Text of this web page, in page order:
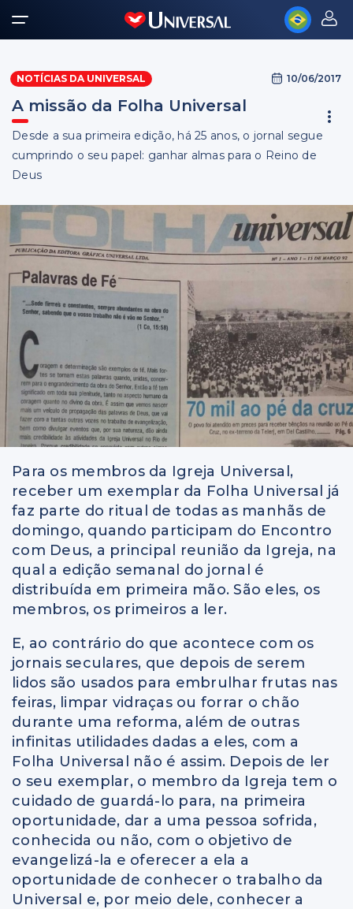
NOTÍCIAS DA UNIVERSAL 10/06/2017
A missão da Folha Universal
Desde a sua primeira edição, há 25 anos, o jornal segue
cumprindo o seu papel: ganhar almas para o Reino de
Deus
Para os membros da Igreja Universal,
receber um exemplar da Folha Universal já
faz parte do ritual de todas as manhãs de
domingo, quando participam do Encontro
com Deus, a principal reunião da Igreja, na
qual a edição semanal do jornal é
distribuída em primeira mão. São eles, os
membros, os primeiros a ler.
E, ao contrário do que acontece com os
jornais seculares, que depois de serem
lidos são usados para embrulhar frutas nas
feiras, limpar vidraças ou forrar o chão
durante uma reforma, além de outras
infinitas utilidades dadas a eles, com a
Folha Universal não é assim. Depois de ler
o seu exemplar, o membro da Igreja tem o
cuidado de guardá-lo para, na primeira
oportunidade, dar a uma pessoa sofrida,
conhecida ou não, com o objetivo de
evangelizá-la e oferecer a ela a
oportunidade de conhecer o trabalho da
Universal e, por meio dele, conhecer a